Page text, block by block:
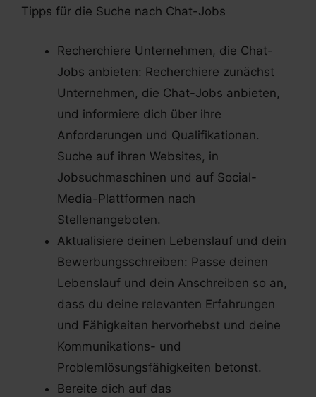
Tipps für die Suche nach Chat-Jobs
Recherchiere Unternehmen, die Chat-
Jobs anbieten: Recherchiere zunächst
Unternehmen, die Chat-Jobs anbieten,
und informiere dich über ihre
Anforderungen und Qualifikationen.
Suche auf ihren Websites, in
Jobsuchmaschinen und auf Social-
Media-Plattformen nach
Stellenangeboten.
Aktualisiere deinen Lebenslauf und dein
Bewerbungsschreiben: Passe deinen
Lebenslauf und dein Anschreiben so an,
dass du deine relevanten Erfahrungen
und Fähigkeiten hervorhebst und deine
Kommunikations- und
Problemlösungsfähigkeiten betonst.
Bereite dich auf das